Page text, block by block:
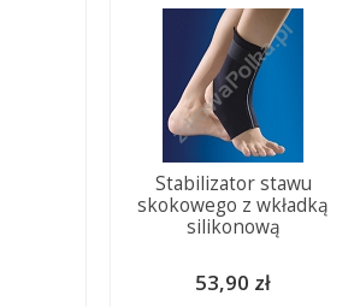
Stabilizator stawu
skokowego z wkładką
silikonową
53,90 zł